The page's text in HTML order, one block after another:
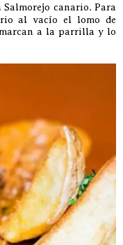
Salmorejo canario. Para
al vacío el lomo de
a la parrilla y lo